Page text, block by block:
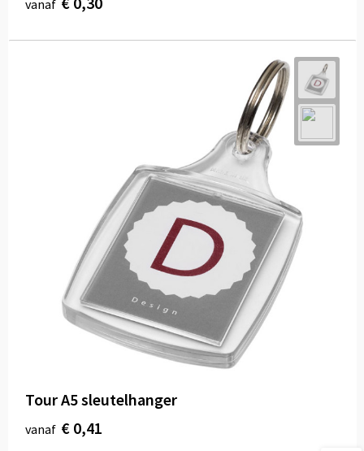
vanaf
Tour A5 sleutelhanger
vanaf € 0,41